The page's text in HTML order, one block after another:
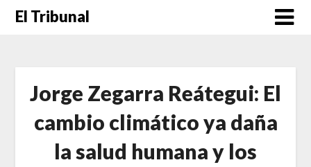
SaltarEl Tribunal
Jorge Zegarra Reátegui: El
cambio climático ya daña
la salud humana y los